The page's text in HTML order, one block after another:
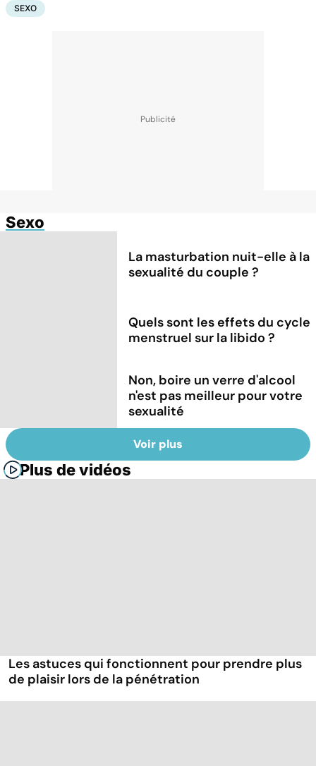
SEXO
Sexo
La masturbation nuit-elle à la
sexualité du couple ?
Quels sont les effets du cycle
menstruel sur la libido ?
Non, boire un verre d'alcool
n'est pas meilleur pour votre
sexualité
Voir plus
Plus de vidéos
Les astuces qui fonctionnent pour prendre plus
de plaisir lors de la pénétration